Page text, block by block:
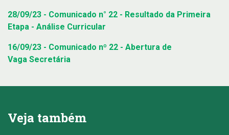
28/09/23 - Comunicado n° 22 - Resultado da Primeira
Etapa - Análise Curricular
16/09/23 - Comunicado nº 22 - Abertura de
Vaga Secretária
Veja também